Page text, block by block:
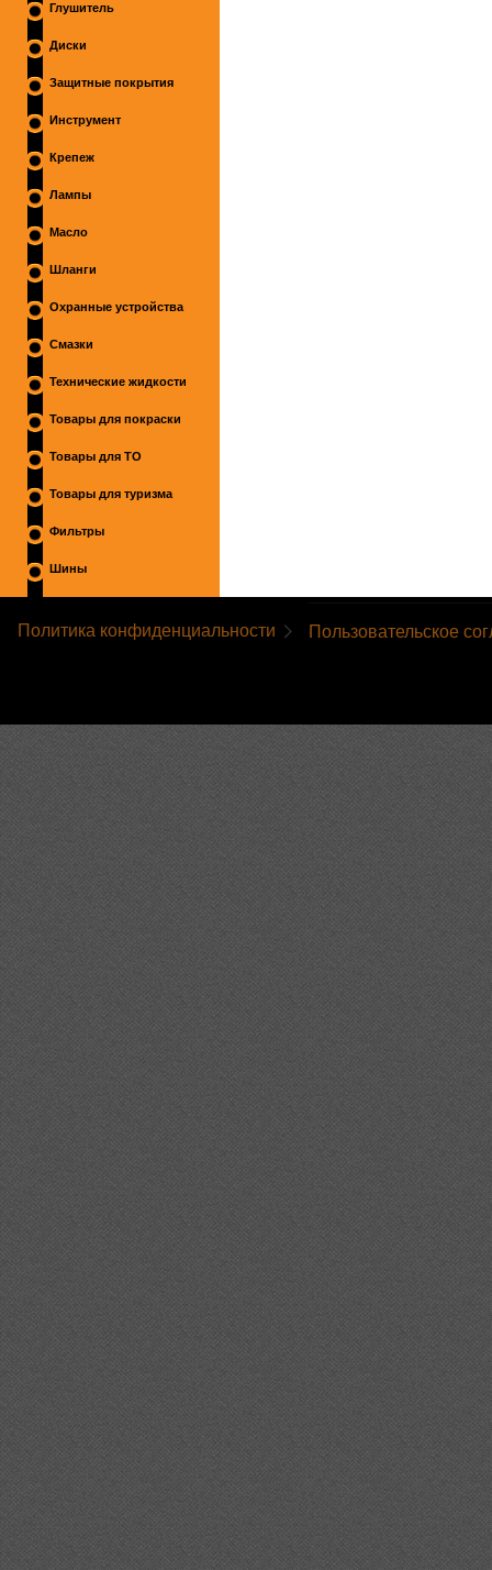
Глушитель
Диски
Защитные покрытия
Инструмент
Крепеж
Лампы
Масло
Шланги
Охранные устройства
Смазки
Технические жидкости
Товары для покраски
Товары для ТО
Товары для туризма
Фильтры
Шины
Политика конфиденциальности Пользовательское